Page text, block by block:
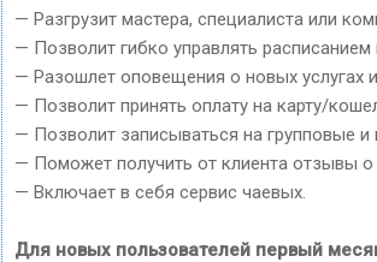
— Разгрузит мастера, специалиста или
— Позволит гибко управлять расписанием
— Разошлет оповещения о новых услугах
— Позволит принять оплату на карту/
— Позволит записываться на групповые
— Поможет получить от клиента отзывы о
— Включает в себя сервис чаевых.
Для новых пользователей первый